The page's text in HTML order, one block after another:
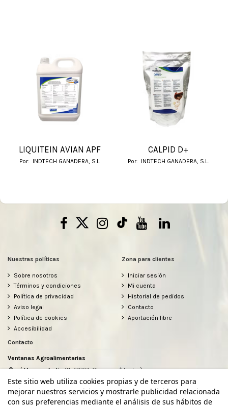
LIQUITEIN AVIAN APF
Por: INDTECH GANADERA, S.L.
CALPID D+
Por: INDTECH GANADERA, S.L.
Nuestras políticas
Sobre nosotros
Términos y condiciones
Política de privacidad
Aviso legal
Política de cookies
Accesibilidad
Zona para clientes
Iniciar sesión
Mi cuenta
Historial de pedidos
Contacto
Aportación libre
Contacto
Ventanas Agroalimentarias
c/ Manzanilla Nº 31, 21891, Chucena (Huelva)
634912080
hola@ventanasagroalimentarias.com
Este sitio web utiliza cookies propias y de terceros para
mejorar nuestros servicios y mostrarle publicidad relacionada
con sus preferencias mediante el análisis de sus hábitos de